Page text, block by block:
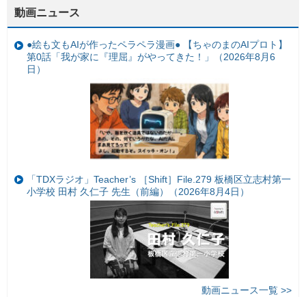
動画ニュース
●絵も文もAIが作ったペラペラ漫画● 【ちゃのまのAIプロト】
第0話「我が家に『理屈』がやってきた！」（2026年8月6
日）
「TDXラジオ」Teacher’s ［Shift］File.279 板橋区立志村第一
小学校 田村 久仁子 先生（前編）（2026年8月4日）
動画ニュース一覧 >>